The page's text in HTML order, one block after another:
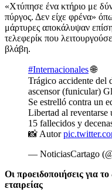
«Χτύπησε ένα κτήριο με
πύργος. Δεν είχε φρένα»
μάρτυρες αποκάλυψαν
τελεφερίκ που
βλάβη.
#Internacionales🌐
Trágico accidente del
ascensor (funicular)
Se estrelló contra un
Libertad al reventarse
15 fallecidos y
📸 Autor
— NoticiasCartago
Οι προειδοποιήσεις για
εταιρείας